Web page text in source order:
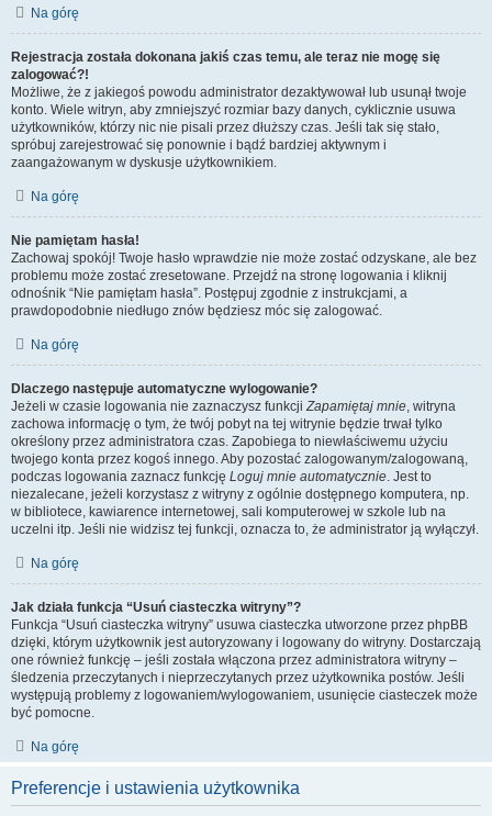
Na górę
Rejestracja została dokonana jakiś czas temu, ale teraz nie mogę się
zalogować?!
Możliwe, że z jakiegoś powodu administrator dezaktywował lub usunął twoje
konto. Wiele witryn, aby zmniejszyć rozmiar bazy danych, cyklicznie usuwa
użytkowników, którzy nic nie pisali przez dłuższy czas. Jeśli tak się stało,
spróbuj zarejestrować się ponownie i bądź bardziej aktywnym i
zaangażowanym w dyskusje użytkownikiem.
Na górę
Nie pamiętam hasła!
Zachowaj spokój! Twoje hasło wprawdzie nie może zostać odzyskane, ale bez
problemu może zostać zresetowane. Przejdź na stronę logowania i kliknij
odnośnik “Nie pamiętam hasła”. Postępuj zgodnie z instrukcjami, a
prawdopodobnie niedługo znów będziesz móc się zalogować.
Na górę
Dlaczego następuje automatyczne wylogowanie?
Jeżeli w czasie logowania nie zaznaczysz funkcjiZapamiętaj mnie, witryna
zachowa informację o tym, że twój pobyt na tej witrynie będzie trwał tylko
określony przez administratora czas. Zapobiega to niewłaściwemu użyciu
twojego konta przez kogoś innego. Aby pozostać zalogowanym/zalogowaną,
podczas logowania zaznacz funkcję Loguj mnie automatycznie. Jest to
niezalecane, jeżeli korzystasz z witryny z ogólnie dostępnego komputera, np.
w bibliotece, kawiarence internetowej, sali komputerowej w szkole lub na
uczelni itp. Jeśli nie widzisz tej funkcji, oznacza to, że administrator ją wyłączył.
Na górę
Jak działa funkcja “Usuń ciasteczka witryny”?
Funkcja “Usuń ciasteczka witryny” usuwa ciasteczka utworzone przez phpBB
dzięki, którym użytkownik jest autoryzowany i logowany do witryny. Dostarczają
one również funkcję – jeśli została włączona przez administratora witryny –
śledzenia przeczytanych i nieprzeczytanych przez użytkownika postów. Jeśli
występują problemy z logowaniem/wylogowaniem, usunięcie ciasteczek może
być pomocne.
Na górę
Preferencje i ustawienia użytkownika